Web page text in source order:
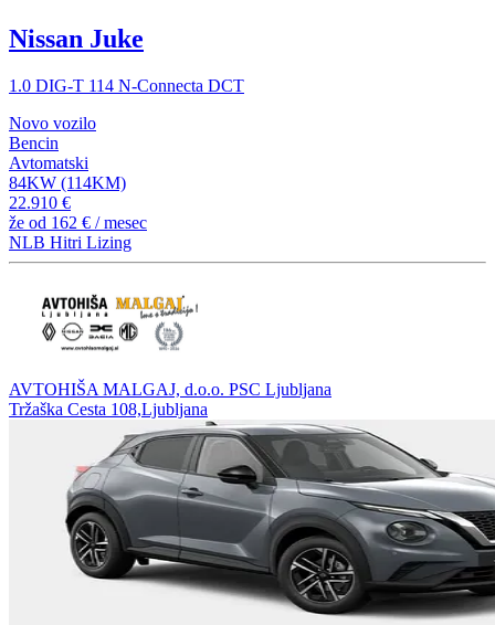
Nissan Juke
1.0 DIG-T 114 N-Connecta DCT
Novo vozilo
Bencin
Avtomatski
84KW (114KM)
22.910 €
že od 162 € / mesec
NLB Hitri Lizing
AVTOHIŠA MALGAJ, d.o.o. PSC Ljubljana
Tržaška Cesta 108,Ljubljana